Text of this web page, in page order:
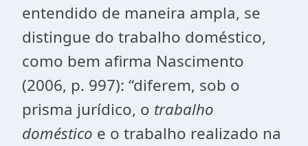
entendido de maneira ampla, se
distingue do trabalho doméstico,
como bem afirma Nascimento
(2006, p. 997): “diferem, sob o
prisma jurídico, o trabalho
doméstico e o trabalho realizado na